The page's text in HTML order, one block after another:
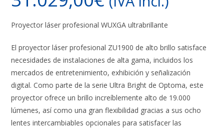
Proyector láser profesional WUXGA ultrabrillante
El proyector láser profesional ZU1900 de alto brillo satisface
necesidades de instalaciones de alta gama, incluidos los
mercados de entretenimiento, exhibición y señalización
digital. Como parte de la serie Ultra Bright de Optoma, este
proyector ofrece un brillo increíblemente alto de 19.000
lúmenes, así como una gran flexibilidad gracias a sus ocho
lentes intercambiables opcionales para satisfacer las